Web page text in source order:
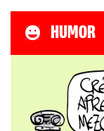
HUMOR